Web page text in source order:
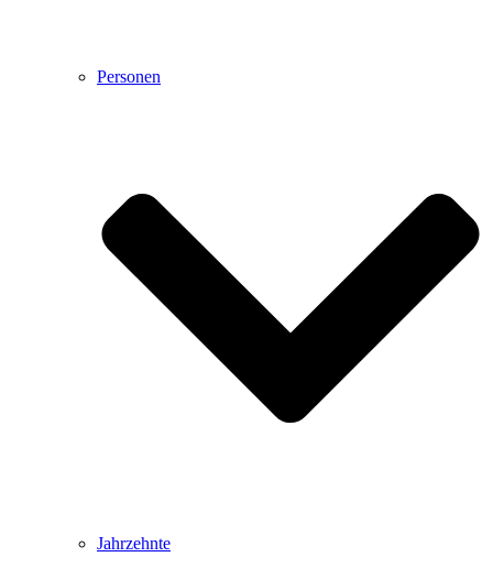
Personen
Jahrzehnte